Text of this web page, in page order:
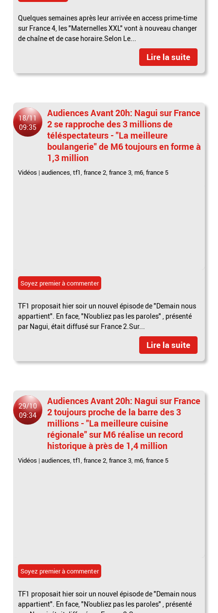
Quelques semaines après leur arrivée en access prime-time
sur France 4, les "Maternelles XXL" vont à nouveau changer
de chaîne et de case horaire.Selon Le...
Lire la suite
18/11
09:35
Audiences Avant 20h: Nagui sur France
2 se rapproche des 3 millions de
téléspectateurs - "La meilleure
boulangerie" de M6 toujours en forme à
1,3 million
Vidéos |audiences,tf1,france 2,france 3, m6,france 5
Soyez premier à commenter
TF1 proposait hier soir un nouvel épisode de "Demain nous
appartient". En face, "N'oubliez pas les paroles" , présenté
par Nagui, était diffusé sur France 2.Sur...
Lire la suite
29/10
09:34
Audiences Avant 20h: Nagui sur France
2 toujours proche de la barre des 3
millions - "La meilleure cuisine
régionale" sur M6 réalise un record
historique à près de 1,4 million
Vidéos |audiences,tf1,france 2,france 3, m6,france 5
Soyez premier à commenter
TF1 proposait hier soir un nouvel épisode de "Demain nous
appartient". En face, "N'oubliez pas les paroles" , présenté